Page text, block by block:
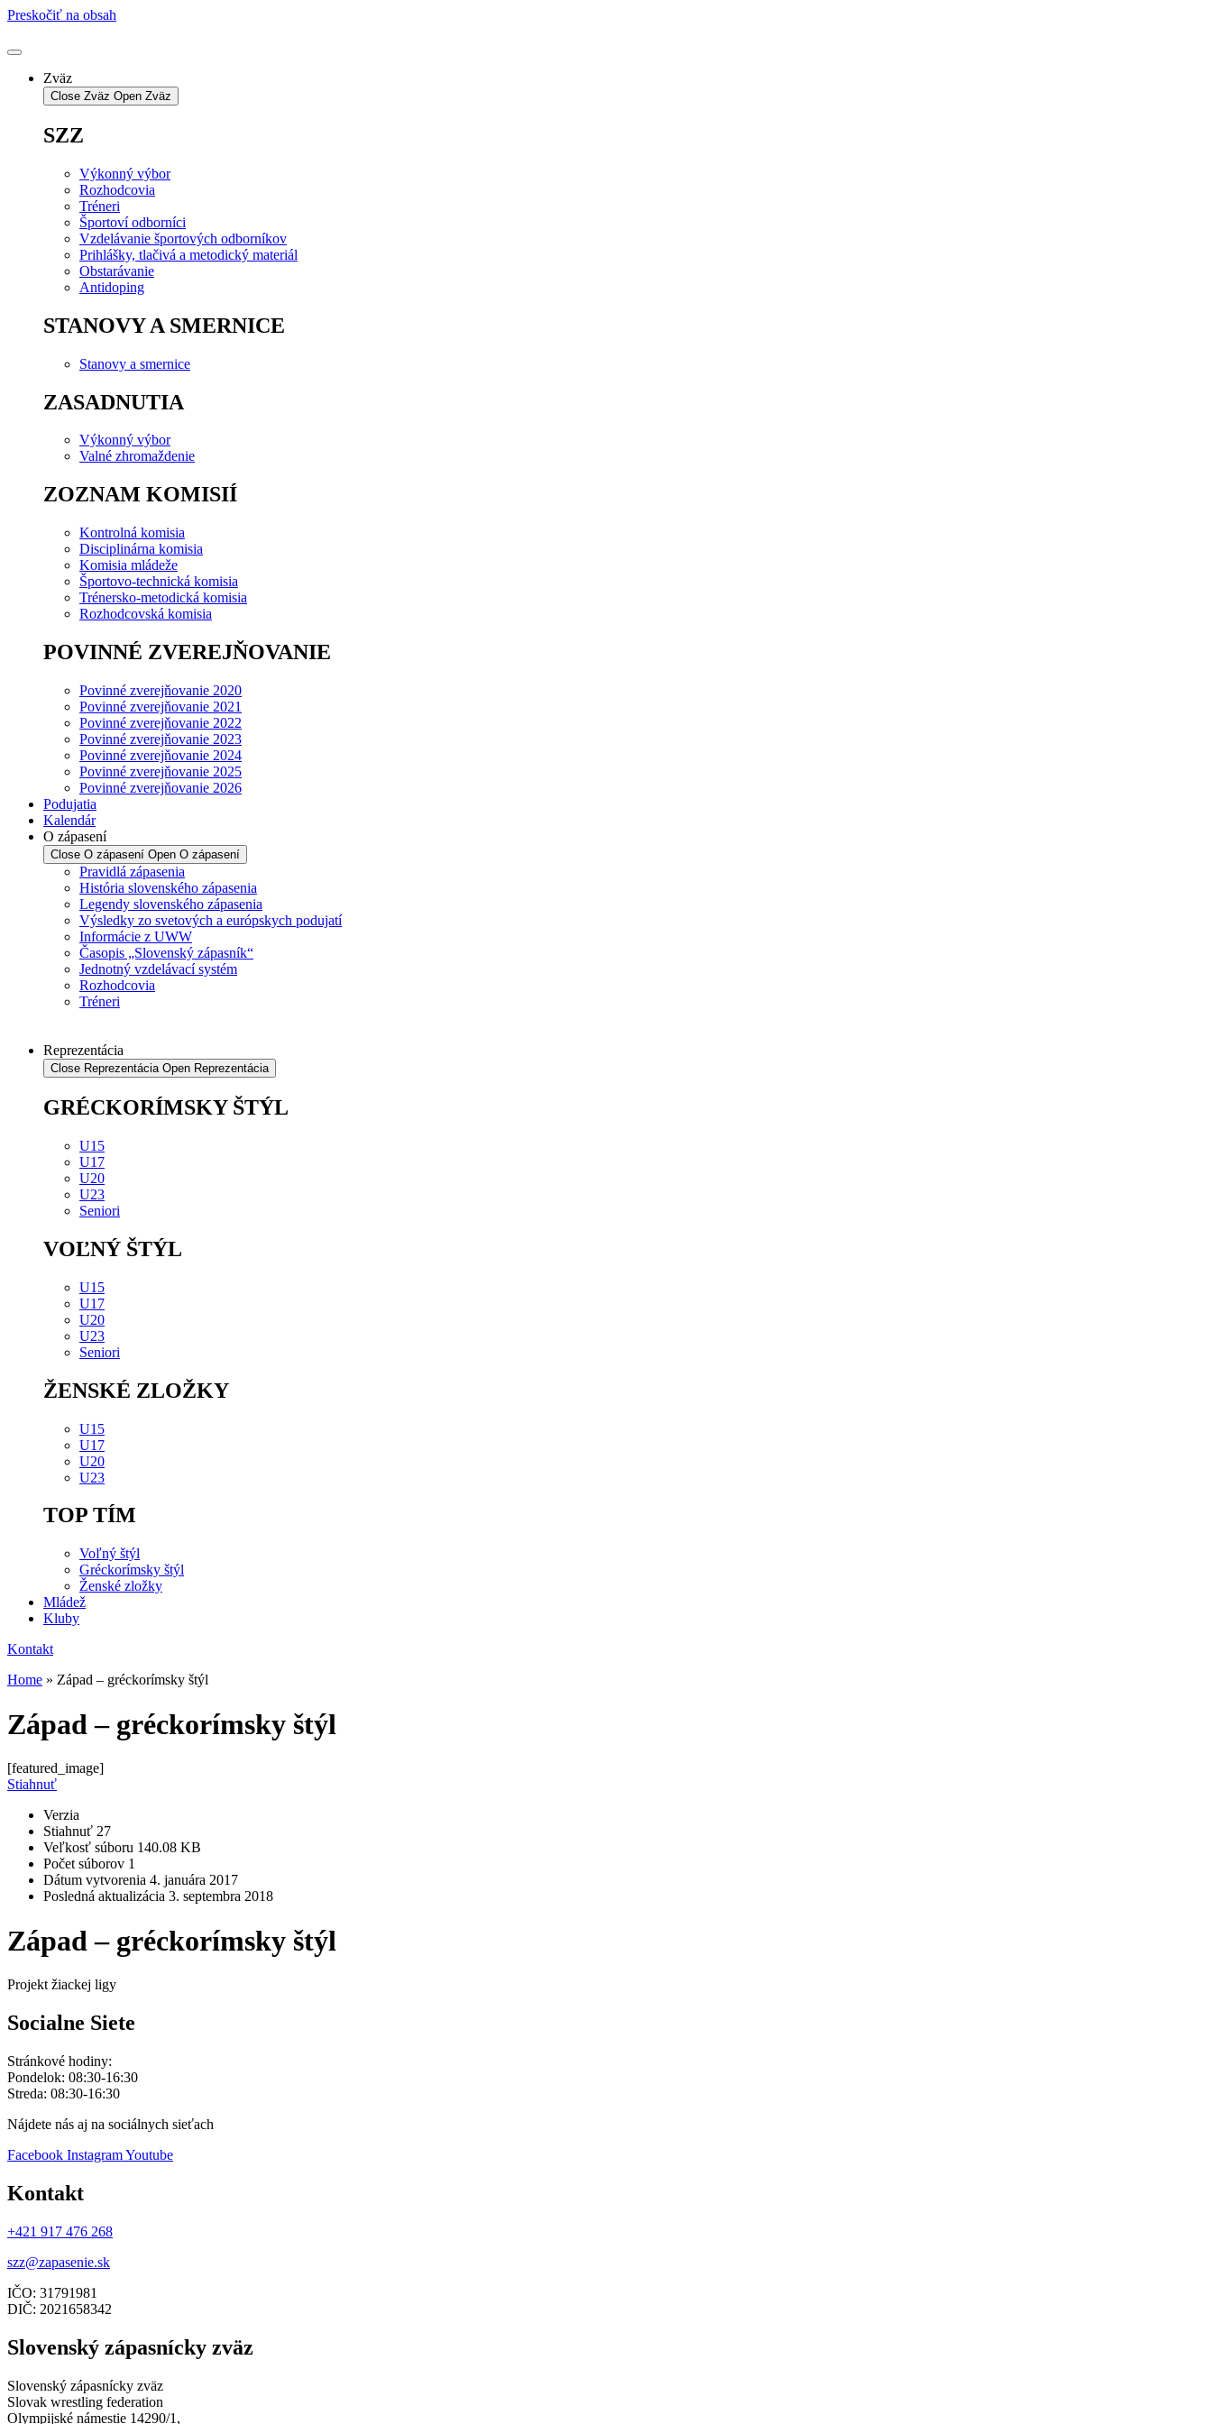
Preskočiť na obsah
Zväz
Close Zväz Open Zväz
SZZ
Výkonný výbor
Rozhodcovia
Tréneri
Športoví odborníci
Vzdelávanie športových odborníkov
Prihlášky, tlačivá a metodický materiál
Obstarávanie
Antidoping
STANOVY A SMERNICE
Stanovy a smernice
ZASADNUTIA
Výkonný výbor
Valné zhromaždenie
ZOZNAM KOMISIÍ
Kontrolná komisia
Disciplinárna komisia
Komisia mládeže
Športovo-technická komisia
Trénersko-metodická komisia
Rozhodcovská komisia
POVINNÉ ZVEREJŇOVANIE
Povinné zverejňovanie 2020
Povinné zverejňovanie 2021
Povinné zverejňovanie 2022
Povinné zverejňovanie 2023
Povinné zverejňovanie 2024
Povinné zverejňovanie 2025
Povinné zverejňovanie 2026
Podujatia
Kalendár
O zápasení
Close O zápasení Open O zápasení
Pravidlá zápasenia
História slovenského zápasenia
Legendy slovenského zápasenia
Výsledky zo svetových a európskych podujatí
Informácie z UWW
Časopis „Slovenský zápasník“
Jednotný vzdelávací systém
Rozhodcovia
Tréneri
Reprezentácia
Close Reprezentácia Open Reprezentácia
GRÉCKORÍMSKY ŠTÝL
U15
U17
U20
U23
Seniori
VOĽNÝ ŠTÝL
U15
U17
U20
U23
Seniori
ŽENSKÉ ZLOŽKY
U15
U17
U20
U23
TOP TÍM
Voľný štýl
Gréckorímsky štýl
Ženské zložky
Mládež
Kluby
Kontakt
Home » Západ – gréckorímsky štýl
Západ – gréckorímsky štýl
[featured_image]
Stiahnuť
Verzia
Stiahnuť 27
Veľkosť súboru 140.08 KB
Počet súborov 1
Dátum vytvorenia 4. januára 2017
Posledná aktualizácia 3. septembra 2018
Západ – gréckorímsky štýl
Projekt žiackej ligy
Socialne Siete
Stránkové hodiny:
Pondelok: 08:30-16:30
Streda: 08:30-16:30
Nájdete nás aj na sociálnych sieťach
Facebook InstagramYoutube
Kontakt
+421 917 476 268
szz@zapasenie.sk
IČO: 31791981
DIČ: 2021658342
Slovenský zápasnícky zväz
Slovenský zápasnícky zväz
Slovak wrestling federation
Olympijské námestie 14290/1,